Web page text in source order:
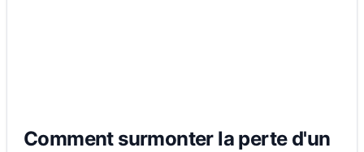
Comment surmonter la perte d'un